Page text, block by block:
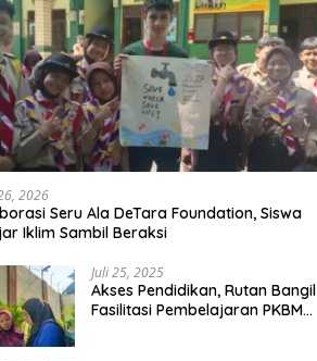
2026
Seru Ala DeTara Foundation, Siswa
Iklim Sambil Beraksi
Juli 25, 2025
Akses Pendidikan, Rutan Bangil
Fasilitasi Pembelajaran PKBM